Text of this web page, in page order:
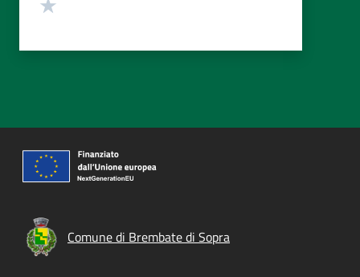
Comune di Brembate di Sopra